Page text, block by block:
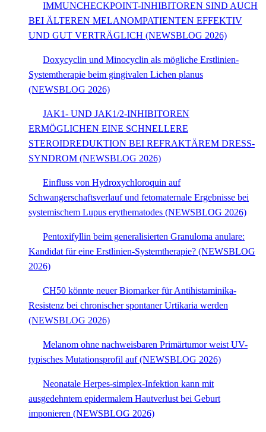
IMMUNCHECKPOINT-INHIBITOREN SIND AUCH
BEI ÄLTEREN MELANOMPATIENTEN EFFEKTIV
UND GUT VERTRÄGLICH (NEWSBLOG 2026)
Doxycyclin und Minocyclin als mögliche Erstlinien-
Systemtherapie beim gingivalen Lichen planus
(NEWSBLOG 2026)
JAK1- UND JAK1/2-INHIBITOREN
ERMÖGLICHEN EINE SCHNELLERE
STEROIDREDUKTION BEI REFRAKTÄREM DRESS-
SYNDROM (NEWSBLOG 2026)
Einfluss von Hydroxychloroquin auf
Schwangerschaftsverlauf und fetomaternale Ergebnisse bei
systemischem Lupus erythematodes (NEWSBLOG 2026)
Pentoxifyllin beim generalisierten Granuloma anulare:
Kandidat für eine Erstlinien-Systemtherapie? (NEWSBLOG
2026)
CH50 könnte neuer Biomarker für Antihistaminika-
Resistenz bei chronischer spontaner Urtikaria werden
(NEWSBLOG 2026)
Melanom ohne nachweisbaren Primärtumor weist UV-
typisches Mutationsprofil auf (NEWSBLOG 2026)
Neonatale Herpes-simplex-Infektion kann mit
ausgedehntem epidermalem Hautverlust bei Geburt
imponieren (NEWSBLOG 2026)